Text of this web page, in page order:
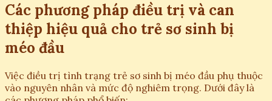
Các phương pháp điều trị và can
thiệp hiệu quả cho trẻ sơ sinh bị
méo đầu
Việc điều trị tình trạng trẻ sơ sinh bị méo đầu phụ thuộc
vào nguyên nhân và mức độ nghiêm trọng. Dưới đây là